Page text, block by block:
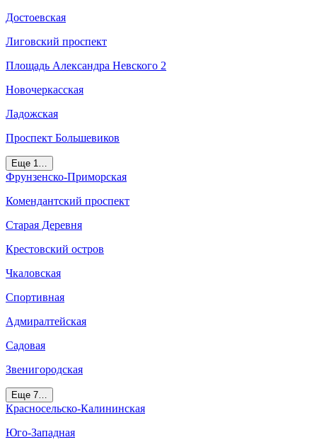
Достоевская
Лиговский проспект
Площадь Александра Невского 2
Новочеркасская
Ладожская
Проспект Большевиков
Еще 1…
Фрунзенско-Приморская
Комендантский проспект
Старая Деревня
Крестовский остров
Чкаловская
Спортивная
Адмиралтейская
Садовая
Звенигородская
Еще 7…
Красносельско-Калининская
Юго-Западная